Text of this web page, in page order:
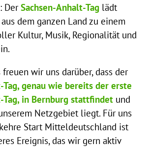
DerSachsen-Anhalt-Tag lädt
dem ganzen Land zu einem
Kultur, Musik, Regionalität und
freuen wir uns darüber, dass der
Tag, genau wie bereits der erste
Tag, in Bernburg stattfindet und
Netzgebiet liegt. Für uns
Start Mitteldeutschland ist
Ereignis, das wir gern aktiv